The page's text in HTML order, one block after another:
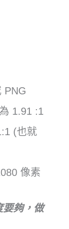
PNG
1.91 :1
(也就
像素
要夠，做